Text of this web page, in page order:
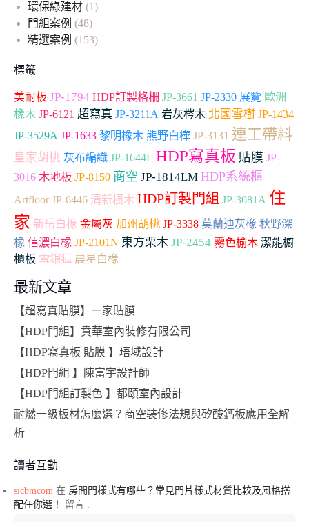
環保綠建材 (1)
門組案例 (48)
精選案例 (153)
標籤
美耐板 JP-1794 HDP訂製格柵 JP-3661 JP-2330 展覽 歐洲
橡木 JP-6121 超寫真 JP-3211A 岩灰梣木 北國雪樹 JP-1434
JP-3529A JP-1633 黎明橡木 熊野白樺 JP-3131 連工帶料
皇家胡桃 灰布編織 JP-1644L HDP寫真板 貼膜 JP-
3016 木地板 JP-8150 商空 JP-1814LM HDP系統櫃
Artfloor JP-6446 清新楓木 HDP訂製門組 JP-3081A 住
家 新岳白橡 金屬灰 加州胡桃 JP-3338 莫蘭迪灰橡 秋野深
橡 信濃白橡 JP-2101N 東方栗木 JP-2454 霧色榆木 潔能櫥
櫃板 雪銀狐 晨星白橡
最新文章
【超寫真貼膜】一家貼膜
【HDP門組】賁華室內裝修有限公司
【HDP寫真板 貼膜 】珸域設計
【HDP門組 】陳富宇設計師
【HDP門組訂製色 】都頤室內設計
耐燃一級板材怎麼選？商空裝修法規與矽酸鈣板應用全解
析
讀者互動
sicbmcom 在 房間門樣式有哪些？常見門片樣式材質比較及風格搭
配任你選！
留言 :